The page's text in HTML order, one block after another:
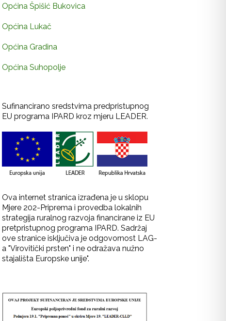
Općina Špišić Bukovica
Općina Lukač
Općina Gradina
Općina Suhopolje
Sufinancirano sredstvima predpristupnog
EU programa IPARD kroz mjeru LEADER.
Ova internet stranica izrađena je u sklopu
Mjere 202-Priprema i provedba lokalnih
strategija ruralnog razvoja financirane iz EU
pretpristupnog programa IPARD. Sadržaj
ove stranice isključiva je odgovornost LAG-
a "Virovitički prsten" i ne odražava nužno
stajališta Europske unije".